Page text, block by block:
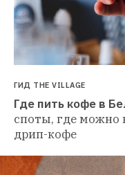
ГИД THE VILLAGE
Где пить кофе в
споты, где можно
дрип-кофе